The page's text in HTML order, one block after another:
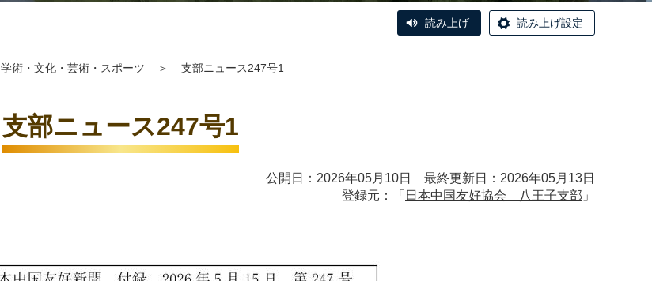
読み上げ 読み上げ設定
学術・文化・芸術・スポーツ ＞ 支部ニュース247号1
支部ニュース247号1
公開日：2026年05月10日 最終更新日：2026年05月13日
登録元：「 日本中国友好協会 八王子支部 」